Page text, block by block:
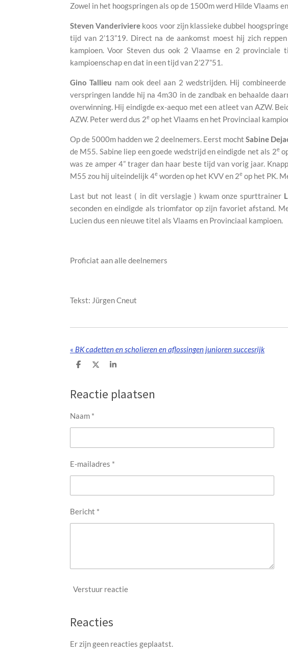
Zowel in het hoogspringen als op de 1500m werd Hilde Vlaams
Steven Vanderiviere koos voor zijn klassieke dubbel
tijd van 2’13”19. Direct na de aankomst moest hij zich
kampioen. Voor Steven dus ook 2 Vlaamse en 2
kampioenschap en dat in een tijd van 2’27”51.
Gino Tallieu nam ook deel aan 2 wedstrijden. Hij
verspringen landde hij na 4m30 in de zandbak en behaalde
overwinning. Hij eindigde ex-aequo met een atleet van AZW.
AZW. Peter werd dus 2e op het Vlaams en het Provinciaal
Op de 5000m hadden we 2 deelnemers. Eerst mocht Sabine
de M55. Sabine liep een goede wedstrijd en eindigde net als 2e
was ze amper 4” trager dan haar beste tijd van vorig jaar.
M55 zou hij uiteindelijk 4e worden op het KVV en 2e op het PK.
Last but not least ( in dit verslagje ) kwam onze spurttrainer
seconden en eindigde als triomfator op zijn favoriet afstand.
Lucien dus een nieuwe titel als Vlaams en Provinciaal kampioen.
Proficiat aan alle deelnemers
Tekst: Jürgen Cneut
« BK cadetten en scholieren en aflossingen junioren succesrijk
D
n
D
l
S
e
Reactie plaatsen
Naam *
E-mailadres *
Bericht *
Verstuur reactie
Reacties
Er zijn geen reacties geplaatst.